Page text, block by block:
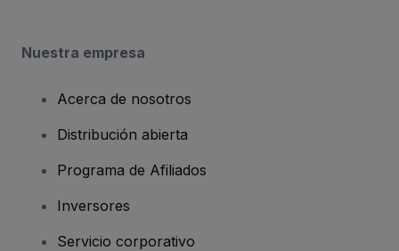
Nuestra empresa
Acerca de nosotros
Distribución abierta
Programa de Afiliados
Inversores
Servicio corporativo